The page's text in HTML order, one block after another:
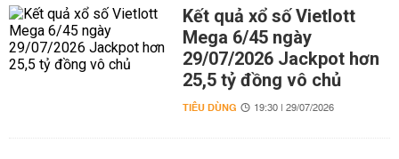
Kết quả xổ số Vietlott
Mega 6/45 ngày
29/07/2026 Jackpot hơn
25,5 tỷ đồng vô chủ
TIÊU DÙNG 19:30 | 29/07/2026